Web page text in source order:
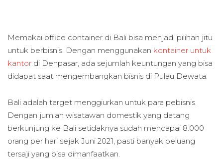
Memakai office container di Bali bisa menjadi pilihan jitu
untuk berbisnis. Dengan menggunakan kontainer untuk
kantor di Denpasar, ada sejumlah keuntungan yang bisa
didapat saat mengembangkan bisnis di Pulau Dewata.
Bali adalah target menggiurkan untuk para pebisnis.
Dengan jumlah wisatawan domestik yang datang
berkunjung ke Bali setidaknya sudah mencapai 8.000
orang per hari sejak Juni 2021, pasti banyak peluang
tersaji yang bisa dimanfaatkan.